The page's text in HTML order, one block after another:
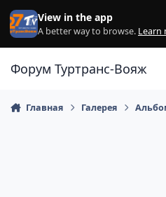
Перейти к содержанию
View in the app
A better way to browse. Learn
Форум Туртранс-Вояж
Главная Галерея